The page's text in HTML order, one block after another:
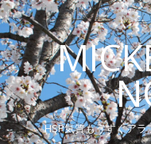
HSP気質もうすぐア